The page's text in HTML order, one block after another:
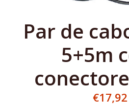
Par de
5+5m
€17,92